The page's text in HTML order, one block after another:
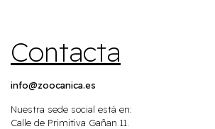
Contacta
info@zoocanica.es
Nuestra sede social está en:
Calle de Primitiva Gañan 11.